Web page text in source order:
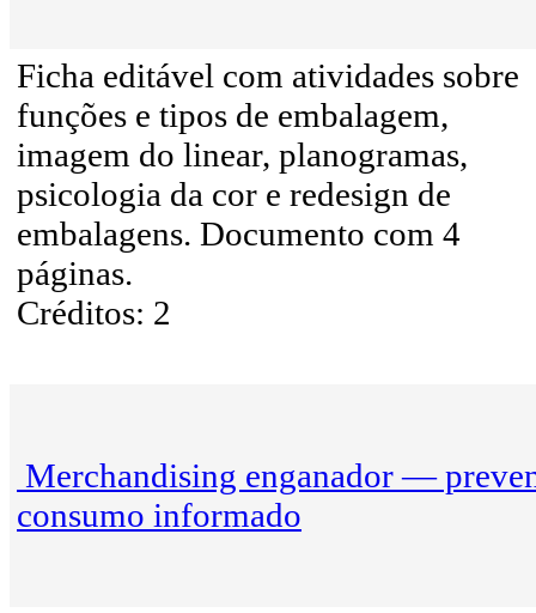
Ficha editável com atividades sobre
funções e tipos de embalagem,
imagem do linear, planogramas,
psicologia da cor e redesign de
embalagens. Documento com 4
páginas.
Créditos: 2
Merchandising enganador —
consumo informado